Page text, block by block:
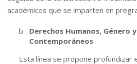
académicos que se imparten en
Derechos Humanos, Género
Contemporáneos
Esta línea se propone profundizar